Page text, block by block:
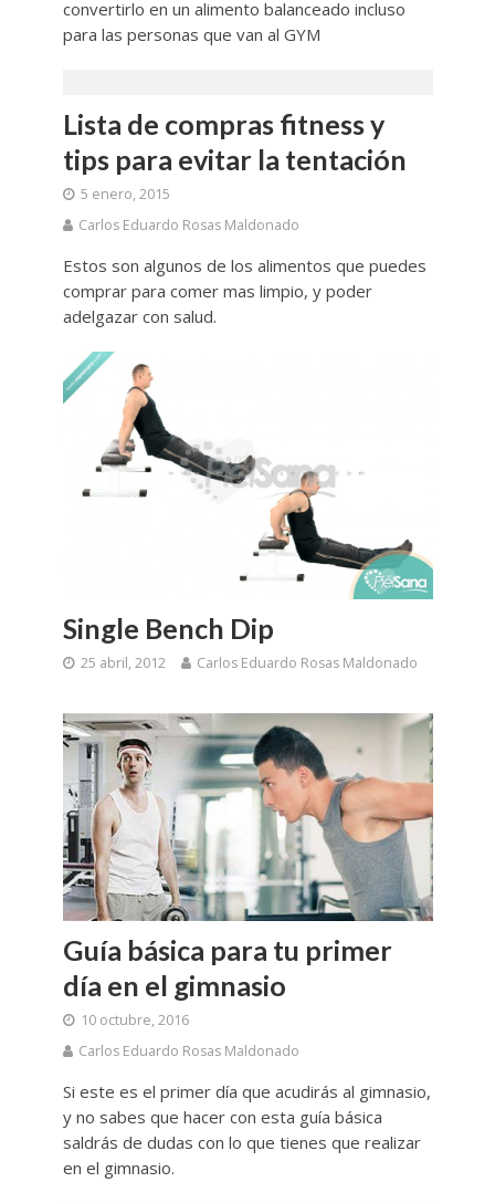
convertirlo en un alimento balanceado incluso
para las personas que van al GYM
Lista de compras fitness y
tips para evitar la tentación
5 enero, 2015
Carlos Eduardo Rosas Maldonado
Estos son algunos de los alimentos que puedes
comprar para comer mas limpio, y poder
adelgazar con salud.
Single Bench Dip
25 abril, 2012 Carlos Eduardo Rosas Maldonado
Guía básica para tu primer
día en el gimnasio
10 octubre, 2016
Carlos Eduardo Rosas Maldonado
Si este es el primer día que acudirás al gimnasio,
y no sabes que hacer con esta guía básica
saldrás de dudas con lo que tienes que realizar
en el gimnasio.